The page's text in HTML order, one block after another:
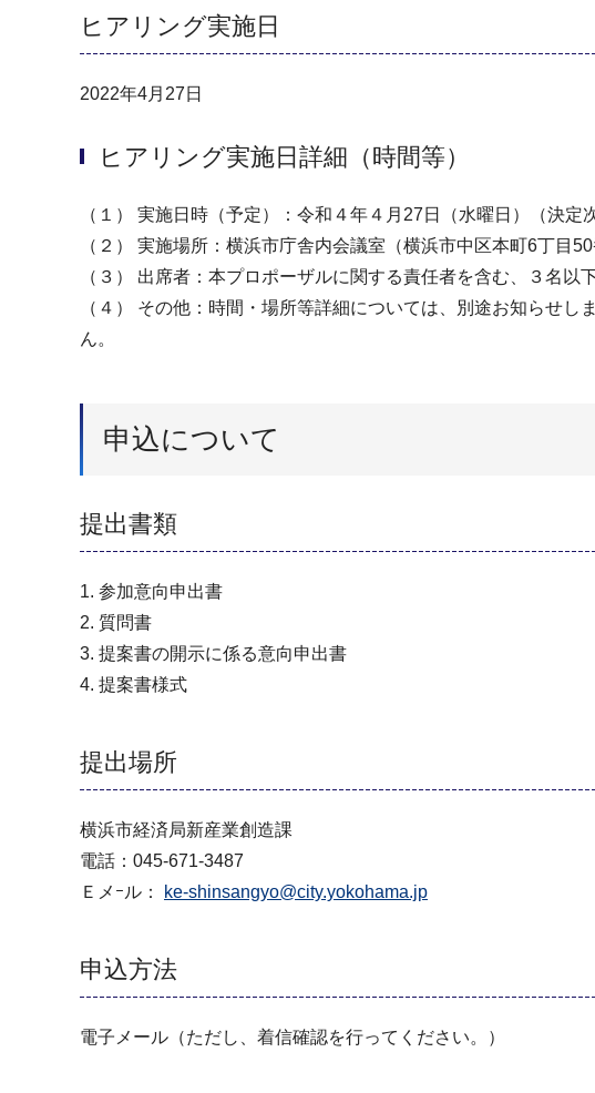
ヒアリング実施日
2022年4月27日
ヒアリング実施日詳細（時間等）
（１） 実施日時（予定）：令和４年４月27日（水曜日）（決定
（２） 実施場所：横浜市庁舎内会議室（横浜市中区本町6丁目
（３） 出席者：本プロポーザルに関する責任者を含む、３名以
（４） その他：時間・場所等詳細については、別途お知らせ
ん。
申込について
提出書類
1. 参加意向申出書
2. 質問書
3. 提案書の開示に係る意向申出書
4. 提案書様式
提出場所
横浜市経済局新産業創造課
電話：045-671-3487
Ｅメｰル：
ke-shinsangyo@city.yokohama.jp
申込方法
電子メール（ただし、着信確認を行ってください。）